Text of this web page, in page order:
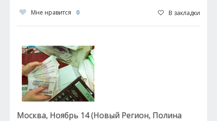
Мне нравится 0 В закладки
Москва, Ноябрь 14 (Новый Регион, Полина